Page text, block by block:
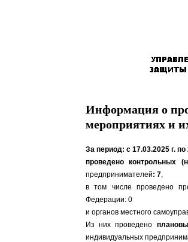
Информация о
мероприятиях и
За период: с 17.03.2025 г. по
проведено контрольных
предпринимателей: 7,
в том числе проведено
Федерации: 0
и органов местного
Из них проведено
индивидуальных